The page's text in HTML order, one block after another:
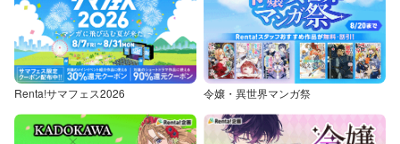
Renta!サマフェス2026 令嬢・異世界マンガ祭